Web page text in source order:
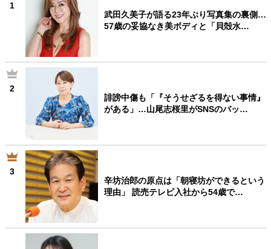
1
武田久美子が語る23年ぶり写真集の裏側…
57歳の妥協なき美ボディと「貝殻水…
2
誹謗中傷も「『そうせざるを得ない事情』
がある」…山尾志桜里がSNSのバッ…
3
辛坊治郎の原点は「朝寝坊ができるという
理由」 読売テレビ入社から54歳で…